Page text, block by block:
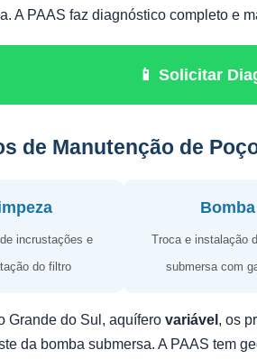
A PAAS faz diagnóstico completo e
📱 Solicitar
de Manutenção de
incrustações e
do filtro
Bomba
Troca e instalação
submersa com
Grande do Sul, aquífero variável , os
da bomba submersa. A PAAS tem